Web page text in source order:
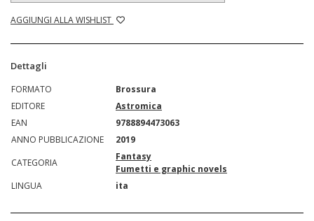
AGGIUNGI ALLA WISHLIST
Dettagli
FORMATO
Brossura
EDITORE
Astromica
EAN
9788894473063
ANNO PUBBLICAZIONE
2019
CATEGORIA
Fantasy
Fumetti e graphic novels
LINGUA
ita